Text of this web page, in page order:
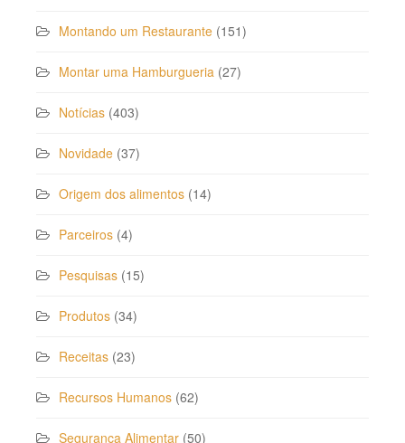
Montando um Restaurante (151)
Montar uma Hamburgueria (27)
Notícias (403)
Novidade (37)
Origem dos alimentos (14)
Parceiros (4)
Pesquisas (15)
Produtos (34)
Receitas (23)
Recursos Humanos (62)
Segurança Alimentar (50)